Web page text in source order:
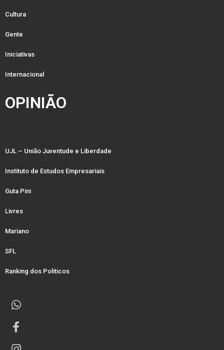
Cultura
Gente
Iniciativas
Internacional
OPINIÃO
UJL – União Juventude e Liberdade
Instituto de Estudos Empresariais
Guta Pini
Livres
Mariano
SFL
Ranking dos Politicos